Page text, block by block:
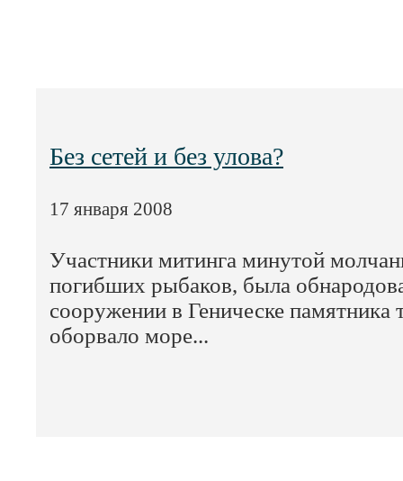
Без сетей и без улова?
17 января 2008
Участники митинга минутой
погибших рыбаков, была
сооружении в Геническе памятника
оборвало море...